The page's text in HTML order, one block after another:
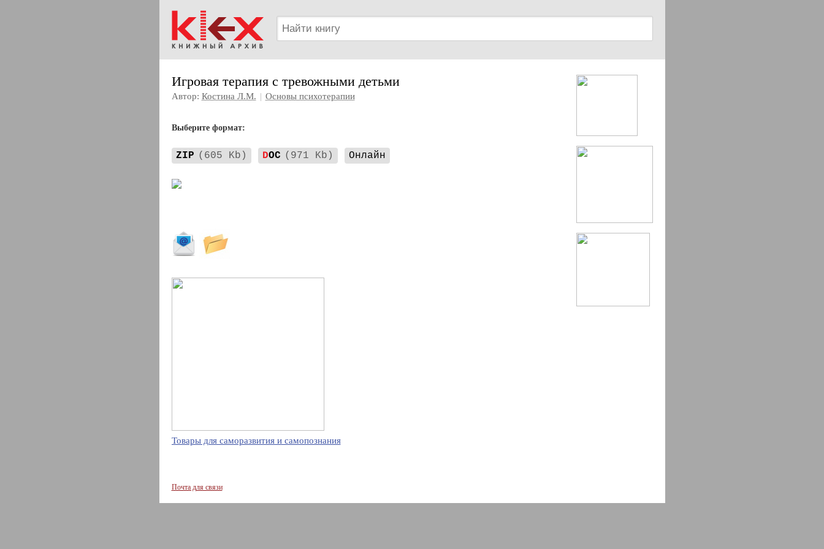
Игровая терапия с тревожными детьми
Автор: Костина Л.М. | Основы психотерапии
Выберите формат:
ZIP (605 Kb) DOC (971 Kb) Онлайн
Товары для саморазвития и самопознания
Почта для связи